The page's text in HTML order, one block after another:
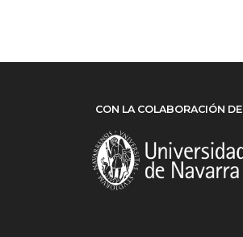
CON LA COLABORACIÓN DE